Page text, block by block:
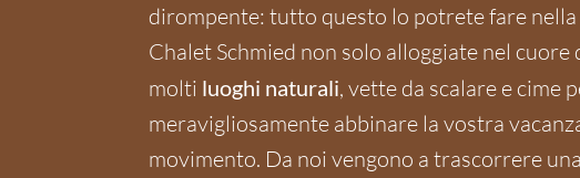
dirompente: tutto questo lo potrete fare
Chalet Schmied non solo alloggiate nel
molti luoghi naturali, vette da scalare e
meravigliosamente abbinare la vostra
movimento. Da noi vengono a trascorrere